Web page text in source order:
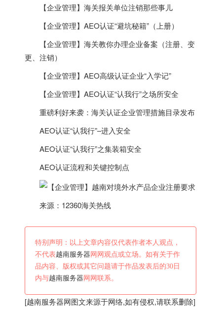
【企业管理】海关报关单位注销那些事儿
【企业管理】AEO认证“避坑秘籍”（上册）
【企业管理】海关教你办理企业备案（注册、变
更、注销）
【企业管理】AEO高级认证企业“入学记”
【企业管理】AEO认证“认我行”之场所安全
重磅利好来袭：海关认证企业管理措施目录发布
AEO认证“认我行”–进入安全
AEO认证“认我行”之集装箱安全
AEO认证流程和关键控制点
来源：12360海关热线
特别声明：以上文章内容仅代表作者本人观点，
不代表越南服务器 网网观点或立场。如有关于作
品内容、版权或其它问题请于作品发表后的30日
内与越南服务器 网网联系。
[越南服务器网图文来源于网络,如有侵权,请联系删除]